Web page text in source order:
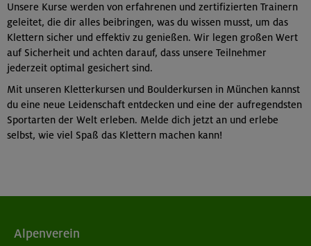
Unsere Kurse werden von erfahrenen und zertifizierten Trainern
geleitet, die dir alles beibringen, was du wissen musst, um das
Klettern sicher und effektiv zu genießen. Wir legen großen Wert
auf Sicherheit und achten darauf, dass unsere Teilnehmer
jederzeit optimal gesichert sind.
Mit unseren Kletterkursen und Boulderkursen in München kannst
du eine neue Leidenschaft entdecken und eine der aufregendsten
Sportarten der Welt erleben. Melde dich jetzt an und erlebe
selbst, wie viel Spaß das Klettern machen kann!
Alpenverein